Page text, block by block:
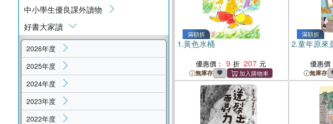
中小學生優良課外讀物
好書大家讀
2026年度
2025年度
2024年度
2023年度
2022年度
滿額折
1.黃色水桶
優惠價： 9 207
無庫存
滿額折
2.童年原來
優惠價
無庫存